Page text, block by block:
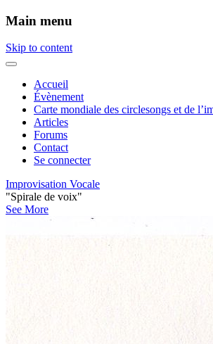
Main menu
Skip to content
Accueil
Évènement
Carte mondiale des circlesongs et de
Articles
Forums
Contact
Se connecter
Improvisation Vocale
"Spirale de voix"
See More